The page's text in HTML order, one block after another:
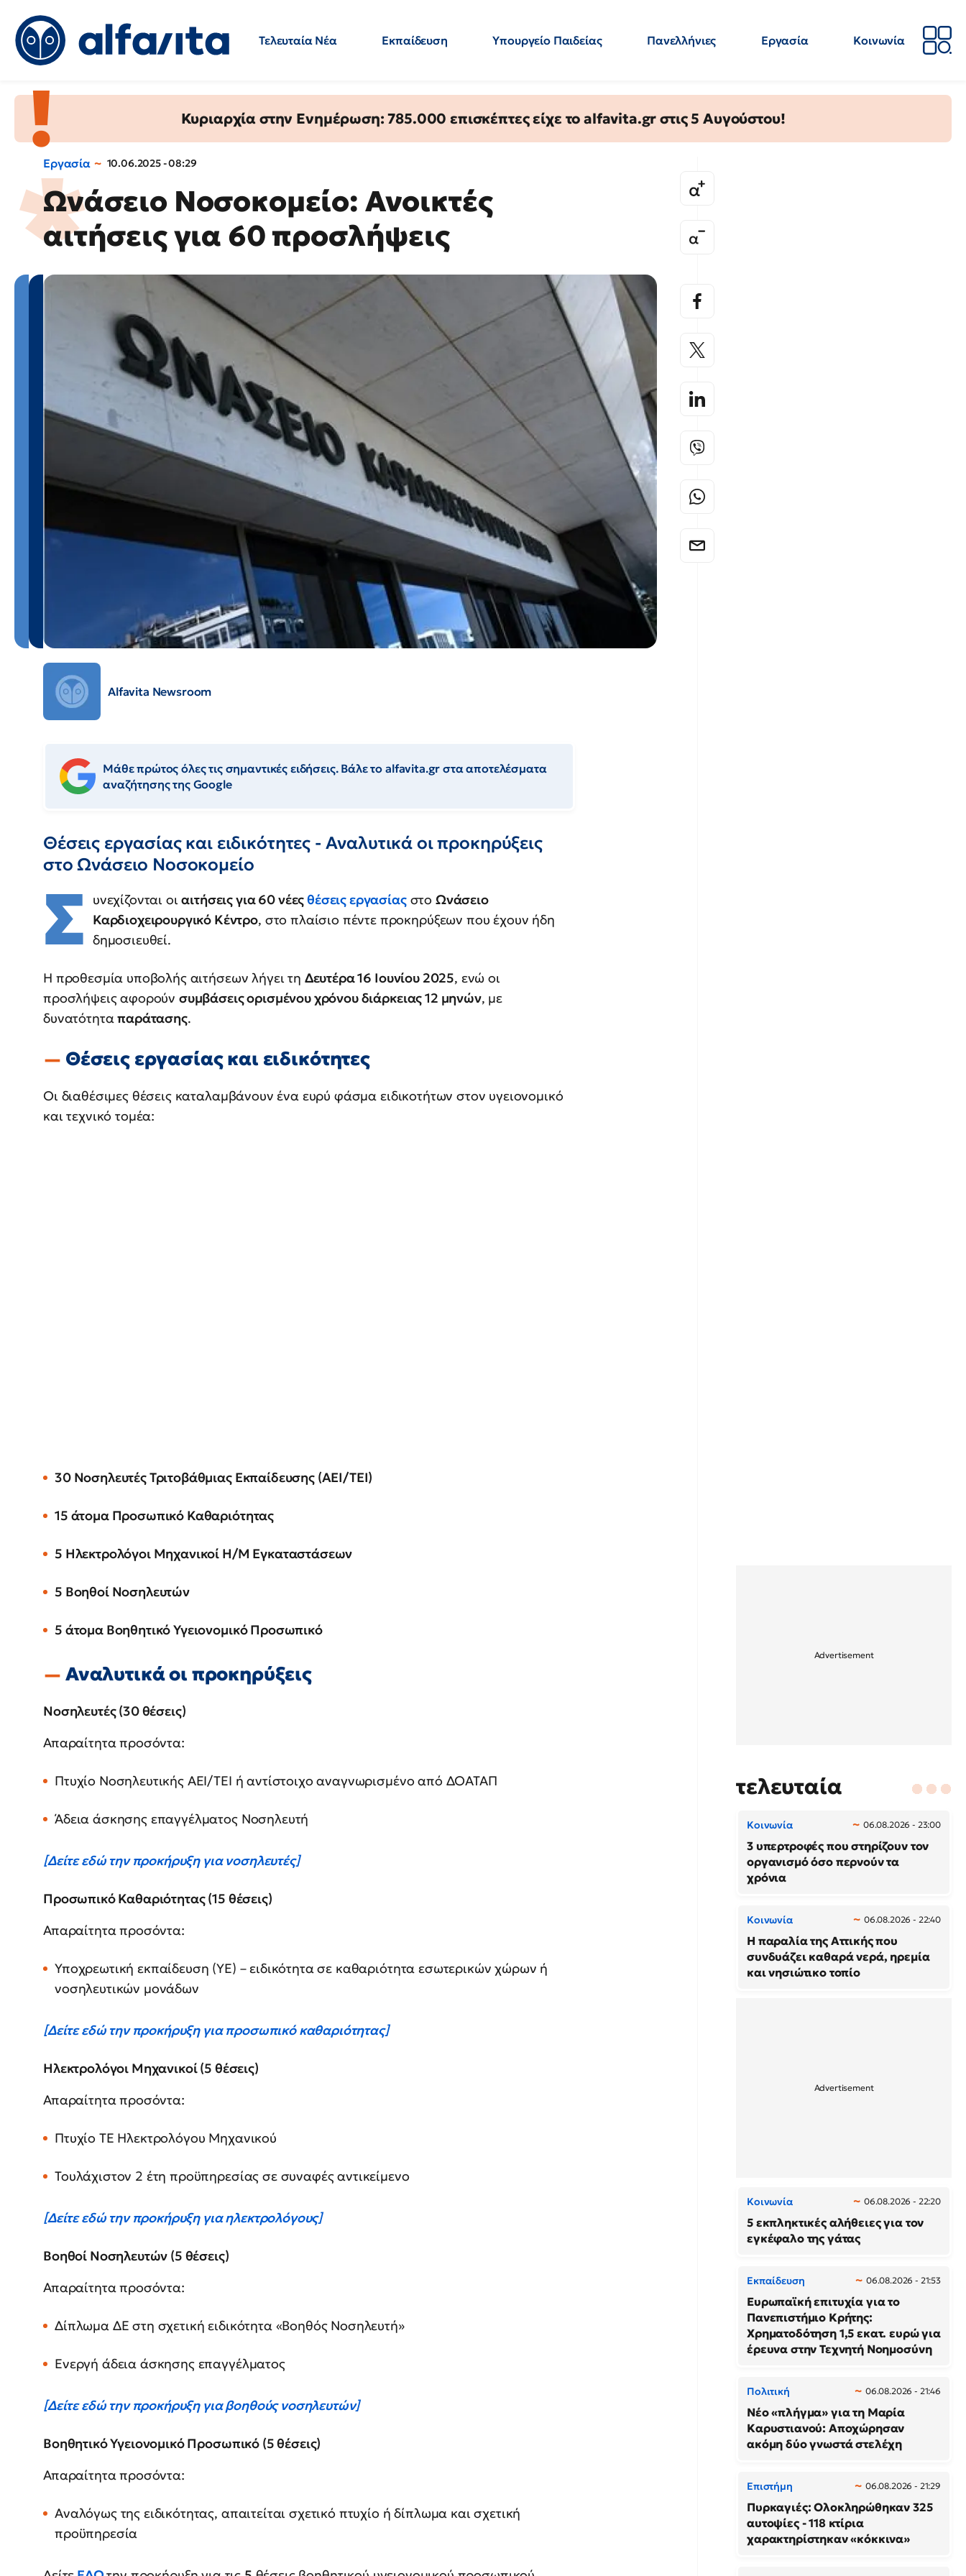
Τελευταία Νέα Εκπαίδευση Υπουργείο Παιδείας Πανελλήνιες Εργασία
Κοινωνία
Κυριαρχία στην Ενημέρωση: 785.000 επισκέπτες είχε το alfavita.gr στις 5 Αυγούστου!
Εργασία 10.06.2025 - 08:29
Ωνάσειο Νοσοκομείο: Ανοικτές
αιτήσεις για 60 προσλήψεις
Alfavita Newsroom
Μάθε πρώτος όλες τις σημαντικές ειδήσεις. Βάλε το alfavita.gr στα αποτελέσματα
αναζήτησης της Google
Θέσεις εργασίας και ειδικότητες - Αναλυτικά οι προκηρύξεις
στο Ωνάσειο Νοσοκομείο
Σ υνεχίζονται οιαιτήσεις για 60 νέεςθέσεις εργασίαςστο Ωνάσειο
Καρδιοχειρουργικό Κέντρο, στο πλαίσιο πέντε προκηρύξεων που έχουν ήδη
δημοσιευθεί.
Η προθεσμία υποβολής αιτήσεων λήγει τη Δευτέρα 16 Ιουνίου 2025, ενώ οι
προσλήψεις αφορούν συμβάσεις ορισμένου χρόνου διάρκειας 12 μηνών, με
δυνατότηταπαράτασης.
Θέσεις εργασίας και ειδικότητες
Οι διαθέσιμες θέσεις καταλαμβάνουν ένα ευρύ φάσμα ειδικοτήτων στον υγειονομικό
και τεχνικό τομέα:
30 Νοσηλευτές Τριτοβάθμιας Εκπαίδευσης (ΑΕΙ/ΤΕΙ)
15 άτομα Προσωπικό Καθαριότητας
5 Ηλεκτρολόγοι Μηχανικοί Η/Μ Εγκαταστάσεων
5 Βοηθοί Νοσηλευτών
5 άτομα Βοηθητικό Υγειονομικό Προσωπικό
Αναλυτικά οι προκηρύξεις
Νοσηλευτές (30 θέσεις)
Απαραίτητα προσόντα:
Πτυχίο Νοσηλευτικής ΑΕΙ/ΤΕΙ ή αντίστοιχο αναγνωρισμένο από ΔΟΑΤΑΠ
Άδεια άσκησης επαγγέλματος Νοσηλευτή
[Δείτε εδώ την προκήρυξη για νοσηλευτές]
Προσωπικό Καθαριότητας (15 θέσεις)
Απαραίτητα προσόντα:
Υποχρεωτική εκπαίδευση (ΥΕ) – ειδικότητα σε καθαριότητα εσωτερικών χώρων ή
νοσηλευτικών μονάδων
[Δείτε εδώ την προκήρυξη για προσωπικό καθαριότητας]
Ηλεκτρολόγοι Μηχανικοί (5 θέσεις)
Απαραίτητα προσόντα:
Πτυχίο ΤΕ Ηλεκτρολόγου Μηχανικού
Τουλάχιστον 2 έτη προϋπηρεσίας σε συναφές αντικείμενο
[Δείτε εδώ την προκήρυξη για ηλεκτρολόγους]
Βοηθοί Νοσηλευτών (5 θέσεις)
Απαραίτητα προσόντα:
Δίπλωμα ΔΕ στη σχετική ειδικότητα «Βοηθός Νοσηλευτή»
Ενεργή άδεια άσκησης επαγγέλματος
[Δείτε εδώ την προκήρυξη για βοηθούς νοσηλευτών]
Βοηθητικό Υγειονομικό Προσωπικό (5 θέσεις)
Απαραίτητα προσόντα:
Αναλόγως της ειδικότητας, απαιτείται σχετικό πτυχίο ή δίπλωμα και σχετική
προϋπηρεσία
τελευταία
Κοινωνία 06.08.2026 - 23:00
3 υπερτροφές που στηρίζουν τον
οργανισμό όσο περνούν τα
χρόνια
Κοινωνία 06.08.2026 - 22:40
Η παραλία της Αττικής που
συνδυάζει καθαρά νερά, ηρεμία
και νησιώτικο τοπίο
Κοινωνία 06.08.2026 - 22:20
5 εκπληκτικές αλήθειες για τον
εγκέφαλο της γάτας
Εκπαίδευση 06.08.2026 - 21:53
Ευρωπαϊκή επιτυχία για το
Πανεπιστήμιο Κρήτης:
Χρηματοδότηση 1,5 εκατ. ευρώ για
έρευνα στην Τεχνητή Νοημοσύνη
Πολιτική 06.08.2026 - 21:46
Νέο «πλήγμα» για τη Μαρία
Καρυστιανού: Αποχώρησαν
ακόμη δύο γνωστά στελέχη
Επιστήμη 06.08.2026 - 21:29
Πυρκαγιές: Ολοκληρώθηκαν 325
αυτοψίες - 118 κτίρια
χαρακτηρίστηκαν «κόκκινα»